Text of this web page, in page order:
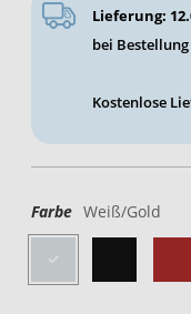
Lieferung:
bei
Kostenlose
Farbe Weiß/Gold